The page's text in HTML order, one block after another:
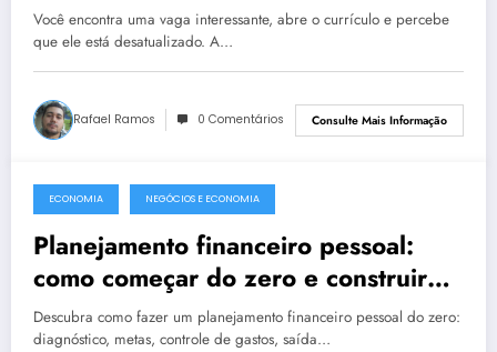
Você encontra uma vaga interessante, abre o currículo e percebe
que ele está desatualizado. A…
Rafael Ramos 0 Comentários Consulte Mais Informação
28 de maio de 2026
ECONOMIA NEGÓCIOS E ECONOMIA
Planejamento financeiro pessoal:
como começar do zero e construir
uma vida financeira sólida
Descubra como fazer um planejamento financeiro pessoal do zero:
diagnóstico, metas, controle de gastos, saída…